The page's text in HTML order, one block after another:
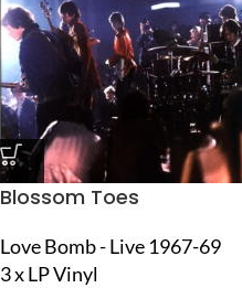
Blossom Toes
Love Bomb - Live 1967-69
3 x LP Vinyl